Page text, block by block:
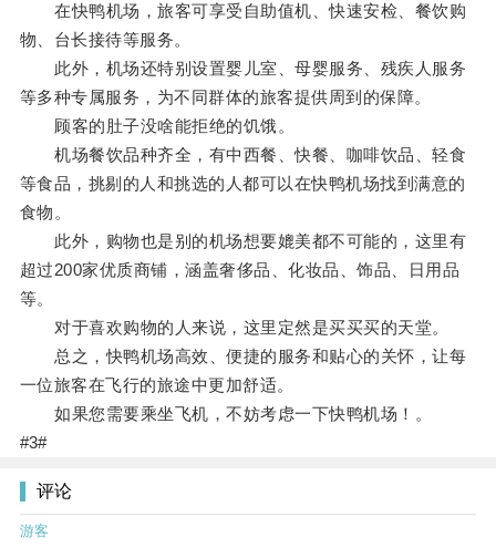
在快鸭机场，旅客可享受自助值机、快速安检、餐饮购
物、台长接待等服务。
此外，机场还特别设置婴儿室、母婴服务、残疾人服务
等多种专属服务，为不同群体的旅客提供周到的保障。
顾客的肚子没啥能拒绝的饥饿。
机场餐饮品种齐全，有中西餐、快餐、咖啡饮品、轻食
等食品，挑剔的人和挑选的人都可以在快鸭机场找到满意的
食物。
此外，购物也是别的机场想要媲美都不可能的，这里有
超过200家优质商铺，涵盖奢侈品、化妆品、饰品、日用品
等。
对于喜欢购物的人来说，这里定然是买买买的天堂。
总之，快鸭机场高效、便捷的服务和贴心的关怀，让每
一位旅客在飞行的旅途中更加舒适。
如果您需要乘坐飞机，不妨考虑一下快鸭机场！。
#3#
评论
游客